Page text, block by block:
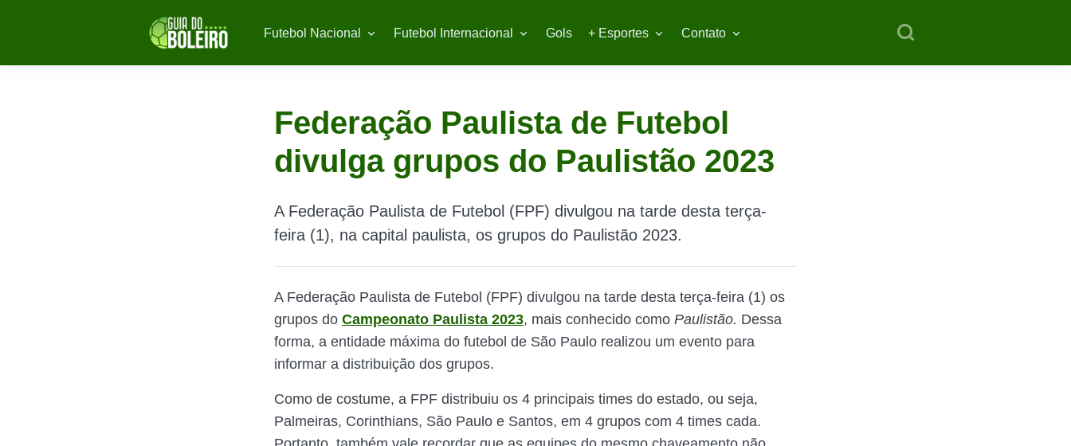
Futebol Nacional Futebol Internacional Gols + Esportes Contato
Federação Paulista de Futebol
divulga grupos do Paulistão 2023
A Federação Paulista de Futebol (FPF) divulgou na tarde desta terça-
feira (1), na capital paulista, os grupos do Paulistão 2023.
A Federação Paulista de Futebol (FPF) divulgou na tarde desta terça-feira (1) os
grupos do Campeonato Paulista 2023, mais conhecido como Paulistão. Dessa
forma, a entidade máxima do futebol de São Paulo realizou um evento para
informar a distribuição dos grupos.
Como de costume, a FPF distribuiu os 4 principais times do estado, ou seja,
Palmeiras, Corinthians, São Paulo e Santos, em 4 grupos com 4 times cada.